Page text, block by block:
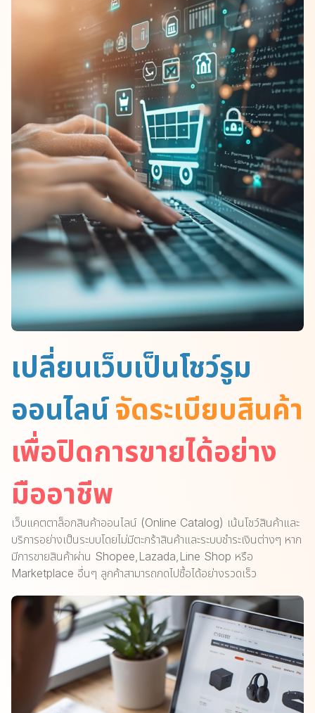
เปลี่ยนเว็บเป็นโชว์รูม
ออนไลน์ จัดระเบียบสินค้า
เพื่อปิดการขายได้อย่าง
มืออาชีพ
เว็บแคตตาล็อกสินค้าออนไลน์ (Online Catalog) เน้นโชว์สินค้าและ
บริการอย่างเป็นระบบโดยไม่มีตะกร้าสินค้าและระบบชำระเงินต่างๆ หาก
มีการขายสินค้าผ่าน Shopee,Lazada,Line Shop หรือ
Marketplace อื่นๆ ลูกค้าสามารถกดไปซื้อได้อย่างรวดเร็ว